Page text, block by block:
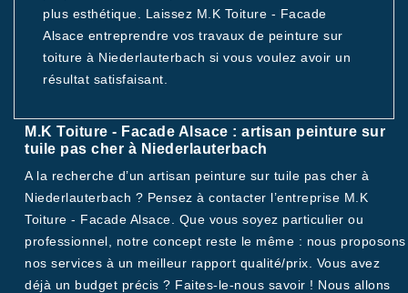
plus esthétique. Laissez M.K Toiture - Facade
Alsace entreprendre vos travaux de peinture sur
toiture à Niederlauterbach si vous voulez avoir un
résultat satisfaisant.
M.K Toiture - Facade Alsace : artisan peinture sur
tuile pas cher à Niederlauterbach
A la recherche d’un artisan peinture sur tuile pas cher à
Niederlauterbach ? Pensez à contacter l’entreprise M.K
Toiture - Facade Alsace. Que vous soyez particulier ou
professionnel, notre concept reste le même : nous proposons
nos services à un meilleur rapport qualité/prix. Vous avez
déjà un budget précis ? Faites-le-nous savoir ! Nous allons